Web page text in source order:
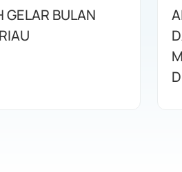
GELAR BULAN